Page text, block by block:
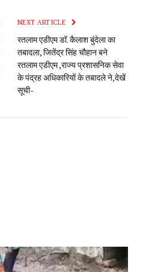
NEXT ARTICLE
रतलाम एडीएम डॉ. कैलाश बुंदेला का
तबादला, जितेंद्र सिंह चौहान बने
रतलाम एडीएम ,राज्य प्रशासनिक सेवा
के पंद्रह अधिकारियों के तबादले ने,देखें
सूची-